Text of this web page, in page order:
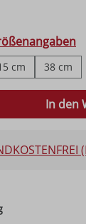
cm 38 cm
GibIn den